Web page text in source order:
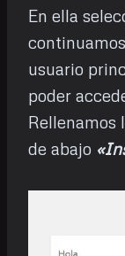
En ella
usuario
poder
Rellenamos
de abajo